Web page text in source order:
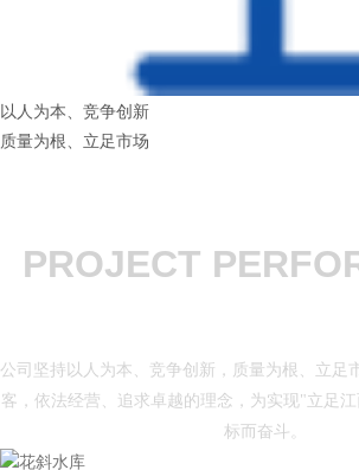
以人为本、竞争创新
质量为根、立足市场
PROJECT
公司坚持以人为本、竞争创新，质量为根、立足
客，依法经营、追求卓越的理念，为实现"立足
标而奋斗。